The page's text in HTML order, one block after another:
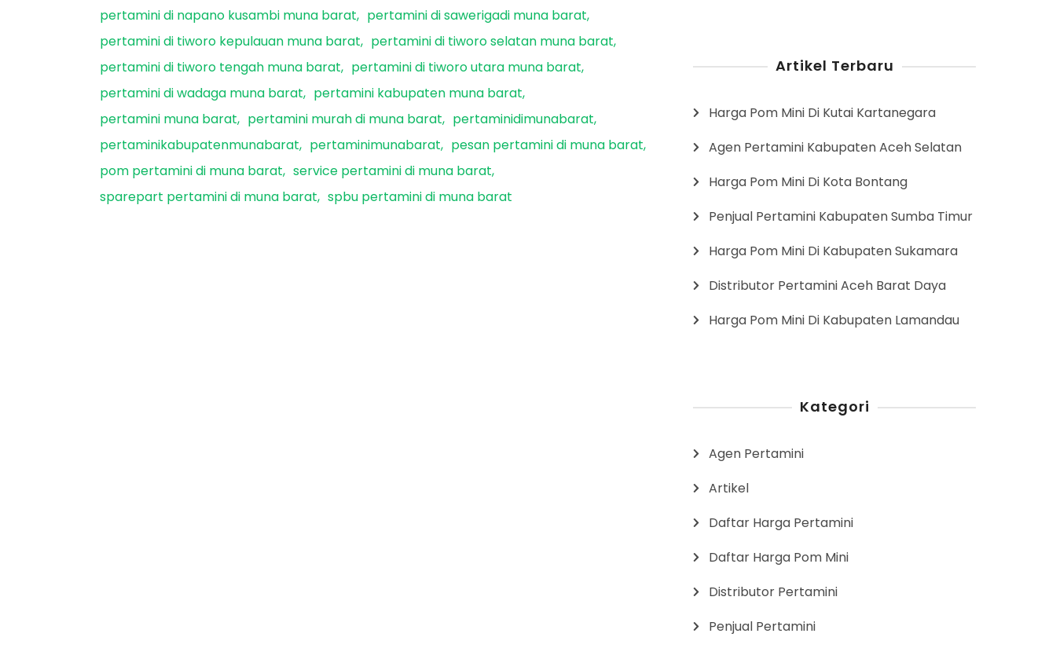
pertamini di napano kusambi muna barat
pertamini di sawerigadi muna barat
pertamini di tiworo kepulauan muna barat
pertamini di tiworo selatan muna barat
pertamini di tiworo tengah muna barat
pertamini di tiworo utara muna barat
pertamini di wadaga muna barat
pertamini kabupaten muna barat
pertamini muna barat
pertamini murah di muna barat
pertaminidimunabarat
pertaminikabupatenmunabarat
pertaminimunabarat
pesan pertamini di muna barat
pom pertamini di muna barat
service pertamini di muna barat
sparepart pertamini di muna barat
spbu pertamini di muna barat
Artikel Terbaru
Harga Pom Mini Di Kutai Kartanegara
Agen Pertamini Kabupaten Aceh Selatan
Harga Pom Mini Di Kota Bontang
Penjual Pertamini Kabupaten Sumba Timur
Harga Pom Mini Di Kabupaten Sukamara
Distributor Pertamini Aceh Barat Daya
Harga Pom Mini Di Kabupaten Lamandau
Kategori
Agen Pertamini
Artikel
Daftar Harga Pertamini
Daftar Harga Pom Mini
Distributor Pertamini
Penjual Pertamini